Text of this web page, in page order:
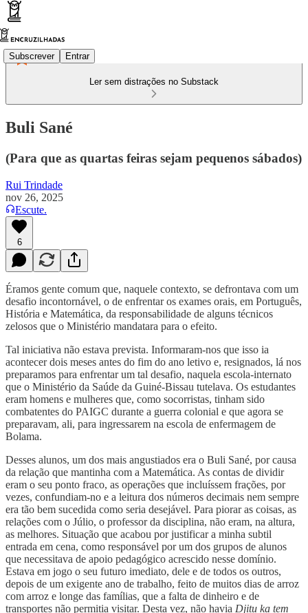
Subscrever Entrar
Ler sem distrações no Substack
Buli Sané
(Para que as quartas feiras sejam pequenos sábados)
Rui Trindade
nov 26, 2025
Escute.
6
Éramos gente comum que, naquele contexto, se defrontava com um
desafio incontornável, o de enfrentar os exames orais, em Português,
História e Matemática, da responsabilidade de alguns técnicos
zelosos que o Ministério mandatara para o efeito.
Tal iniciativa não estava prevista. Informaram-nos que isso ia
acontecer dois meses antes do fim do ano letivo e, resignados, lá nos
preparamos para enfrentar um tal desafio, naquela escola-internato
que o Ministério da Saúde da Guiné-Bissau tutelava. Os estudantes
eram homens e mulheres que, como socorristas, tinham sido
combatentes do PAIGC durante a guerra colonial e que agora se
preparavam, ali, para ingressarem na escola de enfermagem de
Bolama.
Desses alunos, um dos mais angustiados era o Buli Sané, por causa
da relação que mantinha com a Matemática. As contas de dividir
eram o seu ponto fraco, as operações que incluíssem frações, por
vezes, confundiam-no e a leitura dos números decimais nem sempre
era tão bem sucedida como seria desejável. Para piorar as coisas, as
relações com o Júlio, o professor da disciplina, não eram, na altura,
as melhores. Situação que acabou por justificar a minha subtil
entrada em cena, como responsável por um dos grupos de alunos
que necessitava de apoio pedagógico acrescido nesse domínio.
Estava em jogo o seu futuro imediato, dele e de todos os outros,
depois de um exigente ano de trabalho, feito de muitos dias de arroz
com arroz e longe das famílias, que a falta de dinheiro e de
transportes não permitia visitar. Desta vez, não havia Djitu ka tem